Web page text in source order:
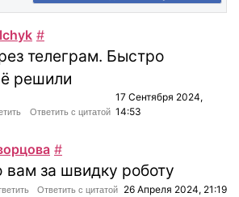
#
телеграм. Быстро
решили
Ответить с цитатой
17 Сентября 2024,
14:53
#
вам за швидку роботу
Ответить с цитатой 26 Апреля 2024, 21:19